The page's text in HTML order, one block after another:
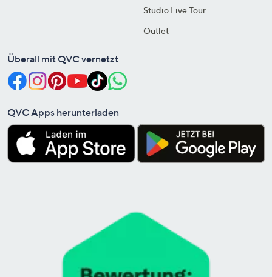
Studio Live Tour
Outlet
Überall mit QVC vernetzt
QVC Apps herunterladen